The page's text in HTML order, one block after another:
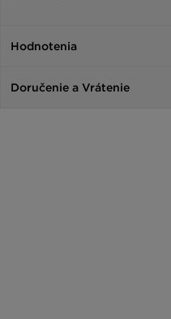
Hodnotenia
Doručenie a Vrátenie